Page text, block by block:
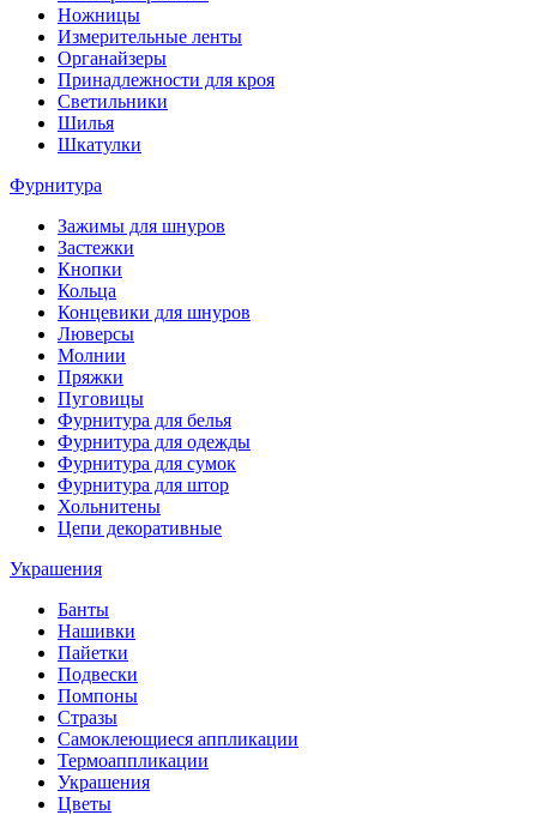
Ножницы
Измерительные ленты
Органайзеры
Принадлежности для кроя
Светильники
Шилья
Шкатулки
Фурнитура
Зажимы для шнуров
Застежки
Кнопки
Кольца
Концевики для шнуров
Люверсы
Молнии
Пряжки
Пуговицы
Фурнитура для белья
Фурнитура для одежды
Фурнитура для сумок
Фурнитура для штор
Хольнитены
Цепи декоративные
Украшения
Банты
Нашивки
Пайетки
Подвески
Помпоны
Стразы
Самоклеющиеся аппликации
Термоаппликации
Украшения
Цветы